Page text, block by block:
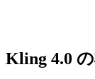
Kling 4.0